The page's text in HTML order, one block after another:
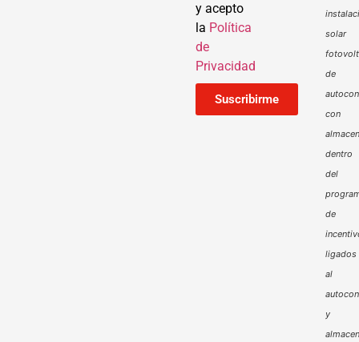
y acepto
la Política
de
Privacidad
Suscribirme
solar
de
con
dentro
del
de
ligados
al
y